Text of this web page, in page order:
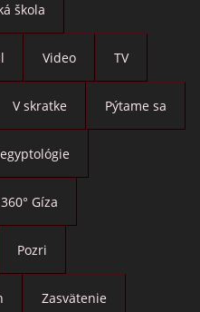
škola
Video TV
V skratke Pýtame sa
360° Gíza
Pozri
Zasvätenie